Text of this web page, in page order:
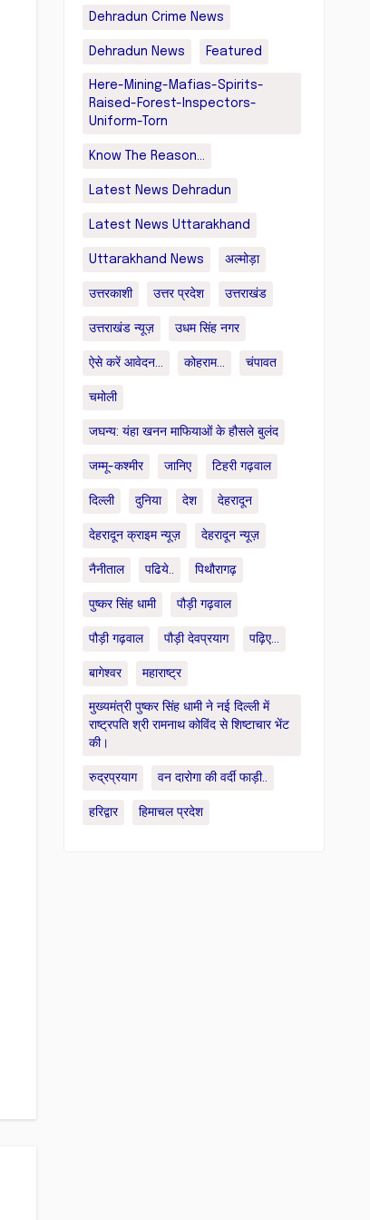
Dehradun Crime News
Dehradun News Featured
Here-Mining-Mafias-Spirits-
Raised-Forest-Inspectors-
Uniform-Torn
Know The Reason...
Latest News Dehradun
Latest News Uttarakhand
Uttarakhand News अल्मोड़ा
उत्तरकाशी उत्तर प्रदेश उत्तराखंड
उत्तराखंड न्यूज़ उधम सिंह नगर
ऐसे करें आवेदन... कोहराम... चंपावत
चमोली
जघन्य: यंहा खनन माफियाओं के हौसले बुलंद
जम्मू-कश्मीर जानिए टिहरी गढ़वाल
दिल्ली दुनिया देश देहरादून
देहरादून क्राइम न्यूज़ देहरादून न्यूज़
नैनीताल पढिये.. पिथौरागढ़
पुष्कर सिंह धामी पौड़ी गढ़वाल
पौड़ी गढ़वाल पौड़ी देवप्रयाग पढ़िए...
बागेश्वर महाराष्ट्र
मुख्यमंत्री पुष्कर सिंह धामी ने नई दिल्ली में
राष्ट्रपति श्री रामनाथ कोविंद से शिष्टाचार भेंट
की।
रुद्रप्रयाग वन दारोगा की वर्दी फाड़ी..
हरिद्वार हिमाचल प्रदेश